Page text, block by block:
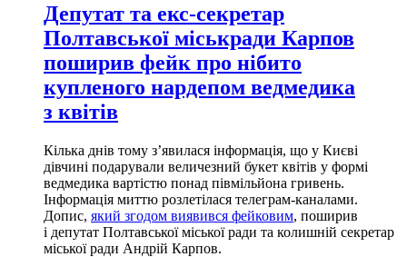
Депутат та екс-секретар
Полтавської міськради Карпов
поширив фейк про нібито
купленого нардепом ведмедика
з квітів
Кілька днів тому з’явилася інформація, що у Києві
дівчині подарували величезний букет квітів у формі
ведмедика вартістю понад півмільйона гривень.
Інформація миттю розлетілася телеграм-каналами.
Допис, який згодом виявився фейковим, поширив
і депутат Полтавської міської ради та колишній секретар
міської ради Андрій Карпов.